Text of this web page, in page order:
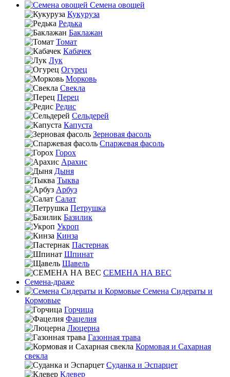
Семена овощей
Кукуруза
Редька
Баклажан
Томат
Кабачек
Лук
Огурец
Морковь
Свекла
Перец
Редис
Сельдерей
Капуста
Зерновая фасоль
Спаржевая фасоль
Горох
Арахис
Дыня
Тыква
Арбуз
Салат
Петрушка
Базилик
Укроп
Кинза
Пастернак
Шпинат
Щавель
СЕМЕНА НА ВЕС
Семена-драже
Семена Сидераты и
Кормовые
Горчица
Фацелия
Люцерна
Газонная трава
Кормовая и Сахарная
свекла
Суданка и Эспарцет
Клевер